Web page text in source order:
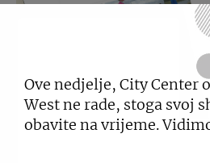
CITY
Ove nedjelje, City Center
West ne rade, stoga svoj
obavite na vrijeme.